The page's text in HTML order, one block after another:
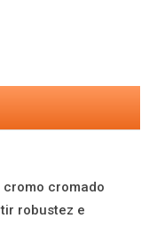
cromado
robustez e